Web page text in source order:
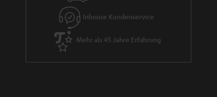
Inhouse Kundenservice
Mehr als 45 Jahre Erfahrung